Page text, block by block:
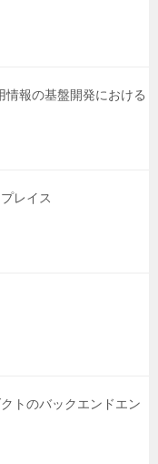
情報の基盤開発における
レイス
トのバックエンドエン